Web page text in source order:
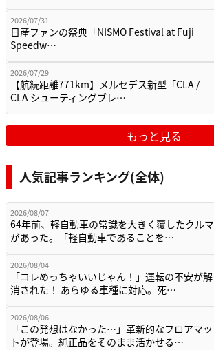
2026/07/31
日産ファンの祭典「NISMO Festival at Fuji
Speedw…
2026/07/29
【航続距離771km】メルセデス新型「CLA /
CLA シューティングブレ…
もっと見る
人気記事ランキング(全体)
2026/08/07
64年前、軽自動車の常識を大きく覆したクルマ
があった。「軽自動車であることを…
2026/08/04
「コレめっちゃいいじゃん！」運転の不安が解
消された！ あらゆる車種に対応。死…
2026/08/06
「この発想はなかった…」革新的なフロアマッ
トが登場。純正品をそのまま活かせる…